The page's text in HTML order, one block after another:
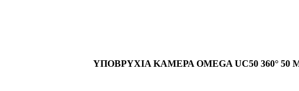
ΥΠΟΒΡΥΧΙΑ ΚΑΜΕΡΑ OMEGA UC50 360°